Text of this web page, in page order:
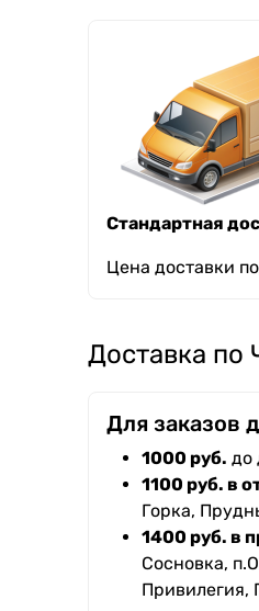
Стандартная
Цена доставки
Доставка по
Для заказов
1000 руб. до
1100 руб. в
Горка,
1400 руб. в
Сосновка,
Привилегия,